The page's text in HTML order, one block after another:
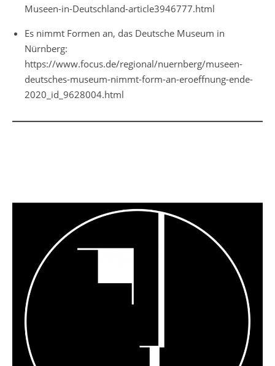
Museen-in-Deutschland-article3946777.html
Es nimmt Formen an, das Deutsche Museum in
Nürnberg:
https://www.focus.de/regional/nuernberg/museen-
deutsches-museum-nimmt-form-an-eroeffnung-ende-
2020_id_9628004.html